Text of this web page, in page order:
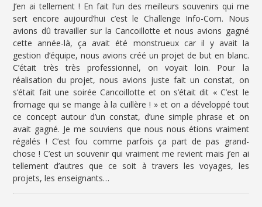
J’en ai tellement ! En fait l’un des meilleurs souvenirs qui me
sert encore aujourd’hui c’est le Challenge Info-Com. Nous
avions dû travailler sur la Cancoillotte et nous avions gagné
cette année-là, ça avait été monstrueux car il y avait la
gestion d’équipe, nous avions créé un projet de but en blanc.
C’était très très professionnel, on voyait loin. Pour la
réalisation du projet, nous avions juste fait un constat, on
s’était fait une soirée Cancoillotte et on s’était dit « C’est le
fromage qui se mange à la cuillère ! » et on a développé tout
ce concept autour d’un constat, d’une simple phrase et on
avait gagné. Je me souviens que nous nous étions vraiment
régalés ! C’est fou comme parfois ça part de pas grand-
chose ! C’est un souvenir qui vraiment me revient mais j’en ai
tellement d’autres que ce soit à travers les voyages, les
projets, les enseignants…